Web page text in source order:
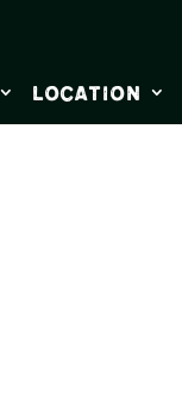
Location